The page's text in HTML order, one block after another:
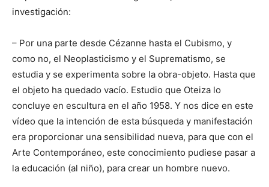
investigación:
– Por una parte desde Cézanne hasta el Cubismo, y
como no, el Neoplasticismo y el Suprematismo, se
estudia y se experimenta sobre la obra-objeto. Hasta que
el objeto ha quedado vacío. Estudio que Oteiza lo
concluye en escultura en el año 1958. Y nos dice en este
vídeo que la intención de esta búsqueda y manifestación
era proporcionar una sensibilidad nueva, para que con el
Arte Contemporáneo, este conocimiento pudiese pasar a
la educación (al niño), para crear un hombre nuevo.